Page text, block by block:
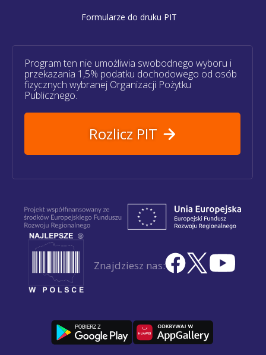
Formularze do druku PIT
Program ten nie umożliwia swobodnego wyboru i
przekazania 1,5% podatku dochodowego od osób
fizycznych wybranej Organizacji Pożytku
Publicznego.
Rozlicz PIT
Znajdziesz nas: